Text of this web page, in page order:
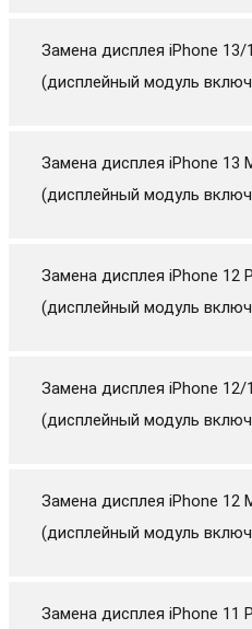
Замена дисплея iPhone 13/
(дисплейный модуль
Замена дисплея iPhone 13
(дисплейный модуль
Замена дисплея iPhone 12
(дисплейный модуль
Замена дисплея iPhone 12/
(дисплейный модуль
Замена дисплея iPhone 12
(дисплейный модуль
Замена дисплея iPhone 11